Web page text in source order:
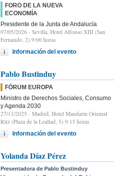
FORO DE LA NUEVA
ECONOMÍA
Presidente de la Junta de Andalucía
07/05/2026 - Sevilla, Hotel Alfonso XIII (San
Fernando, 2) 9:00 horas
Información del evento
Pablo Bustinduy
FÓRUM EUROPA
Ministro de Derechos Sociales, Consumo
y Agenda 2030
27/11/2025 - Madrid, Hotel Mandarin Oriental
Ritz (Plaza de la Lealtad, 5) 9:15 horas
Información del evento
Yolanda Díaz Pérez
Presentadora de Pablo Bustinduy